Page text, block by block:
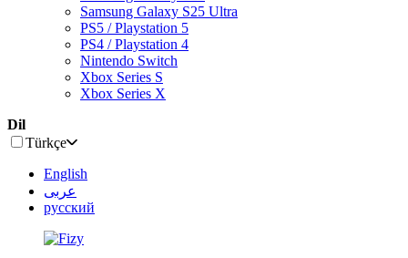
Samsung Galaxy S25 Ultra
PS5 / Playstation 5
PS4 / Playstation 4
Nintendo Switch
Xbox Series S
Xbox Series X
Dil
Türkçe
English
عربى
русский